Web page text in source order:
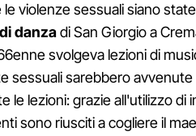
violenze sessuali siano
danzadi San Giorgio a
svolgeva lezioni di
sessuali sarebbero
le lezioni: grazie all'utilizzo di
sono riusciti a cogliere il